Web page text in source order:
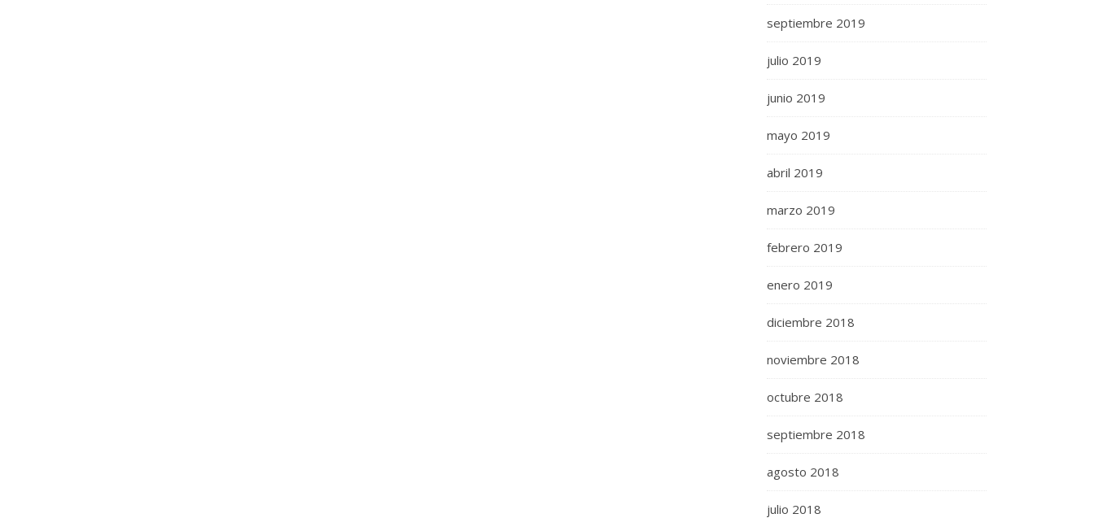
septiembre 2019
julio 2019
junio 2019
mayo 2019
abril 2019
marzo 2019
febrero 2019
enero 2019
diciembre 2018
noviembre 2018
octubre 2018
septiembre 2018
agosto 2018
julio 2018